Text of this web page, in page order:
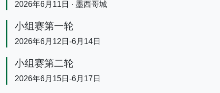
2026年6月11日 · 墨西哥城
小组赛第一轮
2026年6月12日-6月14日
小组赛第二轮
2026年6月15日-6月17日